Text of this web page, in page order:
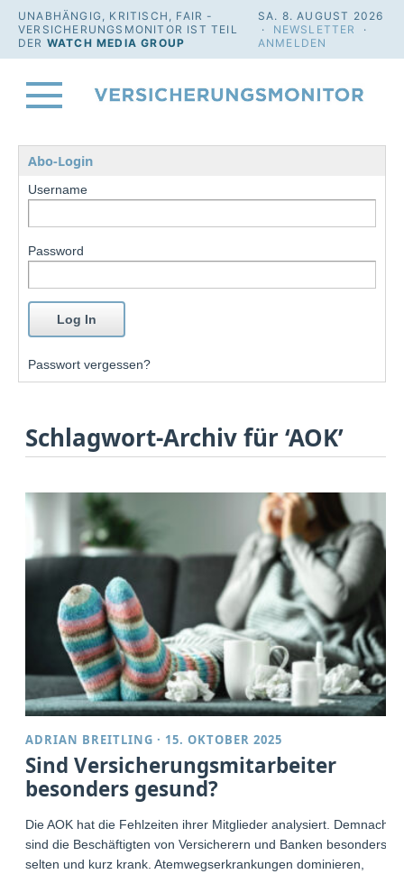
UNABHÄNGIG, KRITISCH, FAIR -
VERSICHERUNGSMONITOR IST TEIL
DER WATCH MEDIA GROUP
SA. 8. AUGUST 2026
· NEWSLETTER
·
ANMELDEN
Abo-Login
Username
Password
Passwort vergessen?
Schlagwort-Archiv für ‘AOK’
ADRIAN BREITLING · 15. OKTOBER 2025
Sind Versicherungsmitarbeiter
besonders gesund?
Die AOK hat die Fehlzeiten ihrer Mitglieder analysiert. Demnach
sind die Beschäftigten von Versicherern und Banken besonders
selten und kurz krank. Atemwegserkrankungen dominieren,